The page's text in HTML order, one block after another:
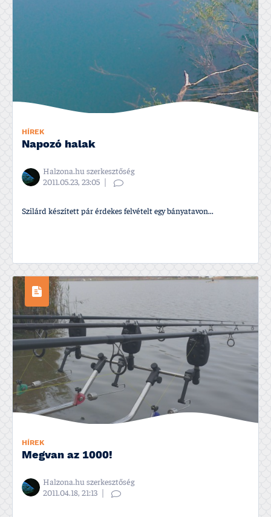
HÍREK
Napozó halak
Halzona.hu szerkesztőség
2011.05.23, 23:05
Szilárd készí­tett pár érdekes felvételt egy bányatavon...
HÍREK
Megvan az 1000!
Halzona.hu szerkesztőség
2011.04.18, 21:13